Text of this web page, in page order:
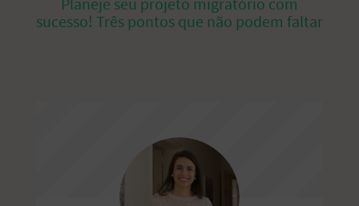
sucesso! Três pontos que não podem faltar